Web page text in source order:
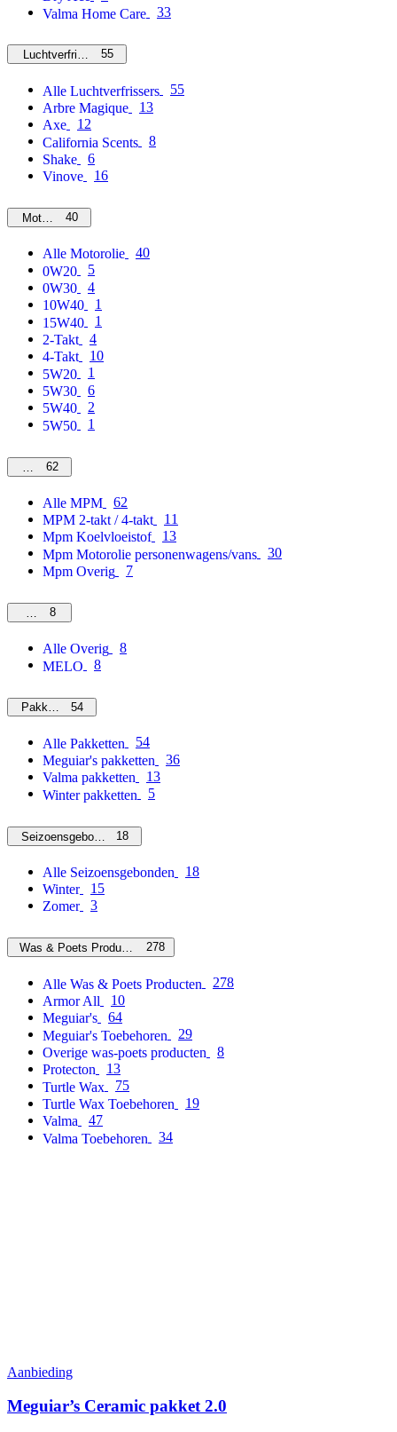
Valma Home Care
33
Luchtverfrissers55
Alle Luchtverfrissers
55
Arbre Magique
13
Axe
12
California Scents
8
Shake
6
Vinove
16
Motorolie40
Alle Motorolie
40
0W20
5
0W30
4
10W40
1
15W40
1
2-Takt
4
4-Takt
10
5W20
1
5W30
6
5W40
2
5W50
1
MPM62
Alle MPM
62
MPM 2-takt / 4-takt
11
Mpm Koelvloeistof
13
Mpm Motorolie personenwagens/vans
30
Mpm Overig
7
Overig
8
Alle Overig
8
MELO
8
Pakketten54
Alle Pakketten
54
Meguiar's pakketten
36
Valma pakketten
13
Winter pakketten
5
Seizoensgebonden18
Alle Seizoensgebonden
18
Winter
15
Zomer
3
Was & Poets Producten 278
Alle Was & Poets Producten
278
Armor All
10
Meguiar's
64
Meguiar's Toebehoren
29
Overige was-poets producten
8
Protecton
13
Turtle Wax
75
Turtle Wax Toebehoren
19
Valma
47
Valma Toebehoren
34
Aanbieding
Meguiar’s Ceramic pakket 2.0